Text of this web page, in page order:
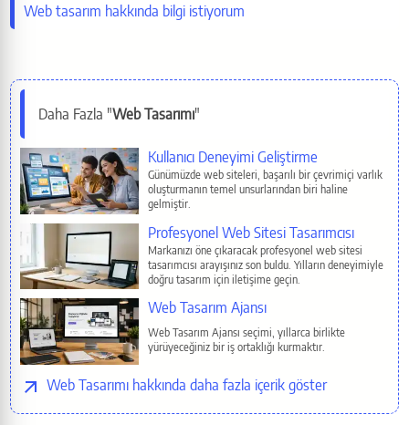
WhatsApp
Reddit
Pinterest
E-Mail
Copy
Web tasarım hakkında bilgi istiyorum
Daha Fazla "Web Tasarımı"
İlgili Sayfalar Kullanıcı Deneyimi Geliştirme
Günümüzde web siteleri, başarılı bir çevrimiçi varlık
oluşturmanın temel unsurlarından biri haline
gelmiştir.
Profesyonel Web Sitesi Tasarımcısı
Markanızı öne çıkaracak profesyonel web sitesi
tasarımcısı arayışınız son buldu. Yılların deneyimiyle
doğru tasarım için iletişime geçin.
Web Tasarım Ajansı
Web Tasarım Ajansı seçimi, yıllarca birlikte
yürüyeceğiniz bir iş ortaklığı kurmaktır.
Web Tasarımı